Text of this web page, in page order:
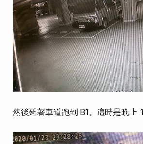
然後延著車道跑到 B1。這時是晚上